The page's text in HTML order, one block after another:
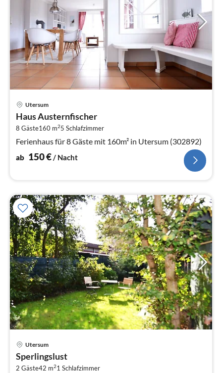
Utersum
Haus Austernfischer
8 Gäste160 m25 Schlafzimmer
Ferienhaus für 8 Gäste mit 160m² in Utersum (302892)
ab 150€ / Nacht
Utersum
Sperlingslust
2 Gäste42 m21 Schlafzimmer